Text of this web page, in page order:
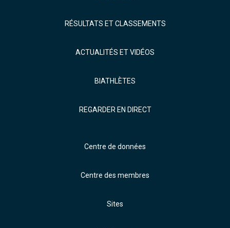
RÉSULTATS ET CLASSEMENTS
ACTUALITÉS ET VIDÉOS
BIATHLÈTES
REGARDER EN DIRECT
Centre de données
Centre des membres
Sites